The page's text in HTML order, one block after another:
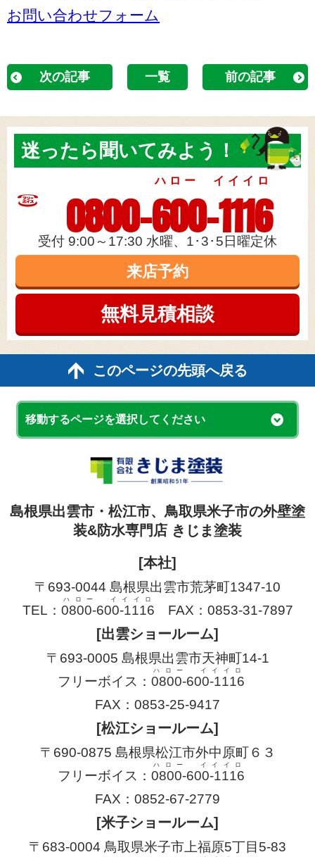
お問い合わせフォーム
次の記事 一覧 前の記事
迷ったら 聞いてみよう！
0800-600-1116
ハロー イイイロ
受付 9:00～17:30 水曜、1･3･5日曜定休
来店予約
無料見積相談
このページの先頭へ戻る
移動するページを選択してください
島根県出雲市・松江市、鳥取県米子市の外壁塗
装&防水専門店 きじま塗装
[本社]
〒693-0044 島根県出雲市荒茅町1347-10
TEL： 0800-600-1116
ハロー イイイロ
FAX：0853-31-7897
[出雲ショールーム]
〒693-0005 島根県出雲市天神町14-1
フリーボイス： 0800-600-1116
ハロー イイイロ
FAX：0853-25-9417
[松江ショールーム]
〒690-0875 島根県松江市外中原町６３
フリーボイス： 0800-600-1116
ハロー イイイロ
FAX：0852-67-2779
[米子ショールーム]
〒683-0004 鳥取県米子市上福原5丁目5-83